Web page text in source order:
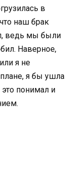
в
наш брак
ведь мы были
Наверное,
я не
я бы ушла
понимал и